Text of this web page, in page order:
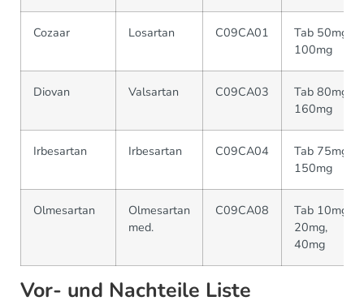
Cozaar Losartan C09CA01
Tab 50mg,
100mg
Diovan Valsartan C09CA03
Tab 80mg,
160mg
Irbesartan Irbesartan C09CA04
Tab 75mg,
150mg
Olmesartan
Olmesartan
med.
C09CA08
Tab 10mg,
20mg,
40mg
Vor- und Nachteile Liste